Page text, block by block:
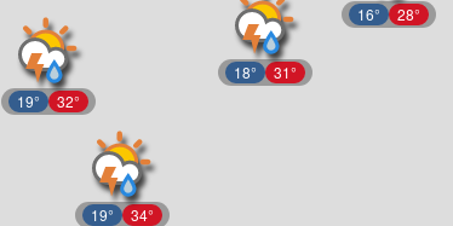
19° 32°
19° 34°
18° 31°
16° 28°